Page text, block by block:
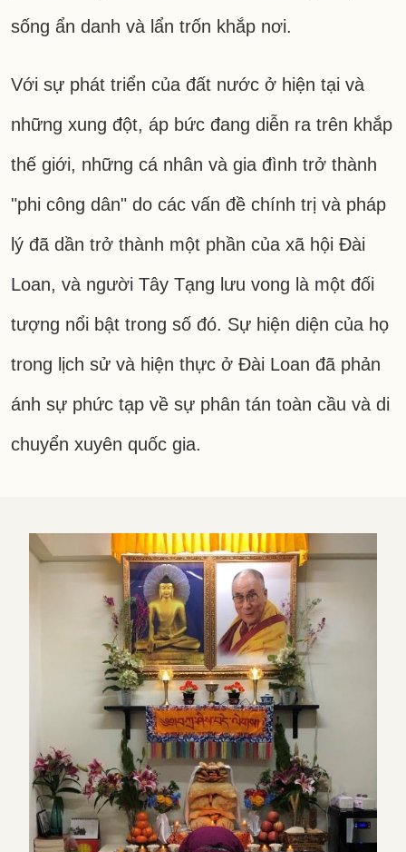
sống ẩn danh và lẩn trốn khắp nơi.
Với sự phát triển của đất nước ở hiện tại và
những xung đột, áp bức đang diễn ra trên khắp
thế giới, những cá nhân và gia đình trở thành
"phi công dân" do các vấn đề chính trị và pháp
lý đã dần trở thành một phần của xã hội Đài
Loan, và người Tây Tạng lưu vong là một đối
tượng nổi bật trong số đó. Sự hiện diện của họ
trong lịch sử và hiện thực ở Đài Loan đã phản
ánh sự phức tạp về sự phân tán toàn cầu và di
chuyển xuyên quốc gia.